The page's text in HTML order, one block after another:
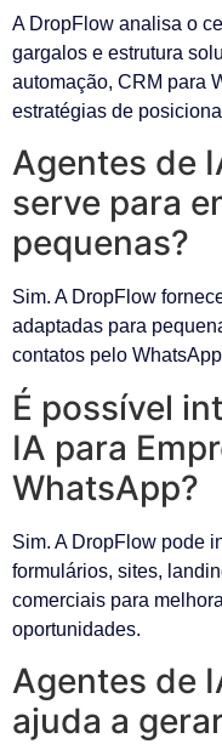
A DropFlow analisa o
gargalos e estrutura
automação, CRM para
estratégias de
Agentes de
serve para
pequenas?
Sim. A DropFlow
adaptadas para
contatos pelo
É possível
IA para
WhatsApp?
Sim. A DropFlow pode
formulários, sites,
comerciais para
oportunidades.
Agentes de
ajuda a